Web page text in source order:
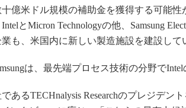
億米ドル規模の補助金を獲得する可能性
とMicron Technologyの他、Samsung
も、米国内に新しい製造施設を建設して
は、最先端プロセス技術の分野でIntel
あるTECHnalysis Researchのプレジデン